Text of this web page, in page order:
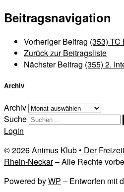
Beitragsnavigation
Vorheriger Beitrag (353) TC
Zurück zur Beitragsliste
Nächster Beitrag (355) 2.
Archiv
Archiv
Suche
Login
© 2026Animus Klub • Der
Rhein-Neckar– Alle Rechte
Powered byWP – Entworfen mit